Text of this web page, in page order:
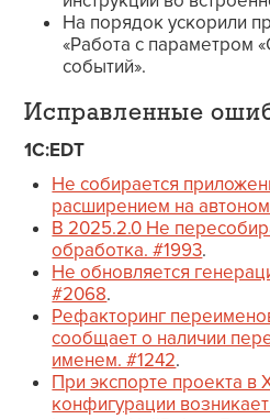
На порядок ускорили
«Работа с параметром
событий».
Исправленные
1C:EDT
Не собирается
расширением на
В 2025.2.0 Не
обработка. #1993.
Не обновляется
#2068.
Рефакторинг
сообщает о наличии
именем. #1242.
При экспорте проекта в
конфигурации